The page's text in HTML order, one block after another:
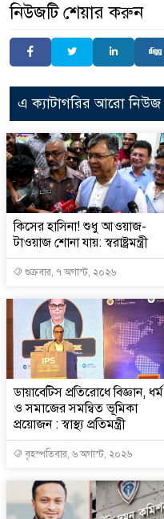
নিউজটি শেয়ার করুন
এ ক্যাটাগরির আরো নিউজ
কিসের হাসিনা! শুধু আওয়াজ-
টাওয়াজ শোনা যায়: স্বরাষ্ট্রমন্ত্রী
শুক্রবার, ৭ অগাস্ট, ২০২৬
ডায়াবেটিস প্রতিরোধে বিজ্ঞান, ধর্ম
ও সমাজের সমন্বিত ভূমিকা
প্রয়োজন : স্বাস্থ্য প্রতিমন্ত্রী
বৃহস্পতিবার, ৬ অগাস্ট, ২০২৬